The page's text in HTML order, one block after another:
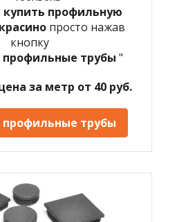
купить профильную
просто нажав
кнопку
профильные трубы "
за метр от 40 руб.
профильные трубы